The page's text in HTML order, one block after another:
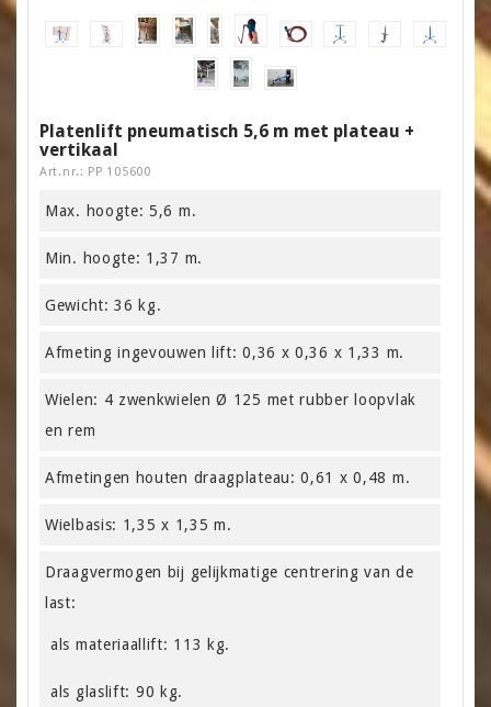
Platenlift pneumatisch 5,6 m met plateau +
vertikaal
Art.nr.: PP 105600
Max. hoogte: 5,6 m.
Min. hoogte: 1,37 m.
Gewicht: 36 kg.
Afmeting ingevouwen lift: 0,36 x 0,36 x 1,33 m.
Wielen: 4 zwenkwielen Ø 125 met rubber loopvlak
en rem
Afmetingen houten draagplateau: 0,61 x 0,48 m.
Wielbasis: 1,35 x 1,35 m.
Draagvermogen bij gelijkmatige centrering van de
last:
als materiaallift: 113 kg.
als glaslift: 90 kg.